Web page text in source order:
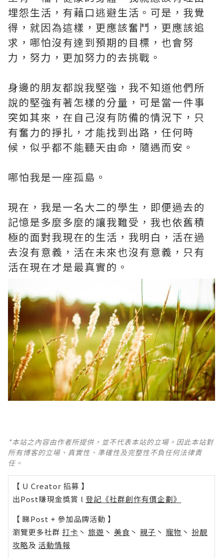
埋怨生活，有藉口逃避生活。可是，我覺
得，就因為這樣，更應該奮鬥，更應該追
求，哪怕沒有達到預期的目標，也會努
力，努力，更加努力的去挑戰。
身邊的朋友都說我堅強，我不知道他們所
說的堅強有著怎樣的分量，可是當一件事
突如其來，在自己沒有防備的情況下，只
有奮力的掙扎，才能找到出路，任何時
候，似乎都不能聽天由命，隨遇而安。
哪怕我是一座孤島。
現在，我是一名大二的學生，即便過去的
記憶是多麼多麼的讓我難受，我也依舊積
極的面對我現在的生活，我明白，活在過
去沒有意義，活在未來也沒有意義，只有
活在現在才是最真實的。
*本站之內容由作者所提供，並不代表本站的立場。因此本站對
所有博客的立場、真實性、準確性及完整性不負任何法律責
任。
【 U Creator 招募 】
出Post賺現金獎賞 l 登記《社群創作有價企劃》
【 睇Post + 參加品牌活動 】
瀏覽更多社群 打卡 丶 旅遊 丶 美食 丶 親子 丶 寵物 丶 扮靚
攻略及 活動情報